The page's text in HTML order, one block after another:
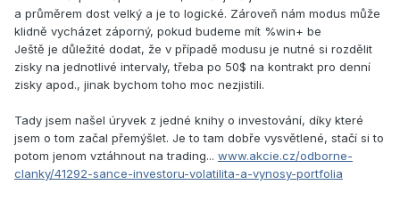
a průměrem dost velký a je to logické. Zároveň nám modus může
klidně vycházet záporný, pokud budeme mít %win+ be
Ještě je důležité dodat, že v případě modusu je nutné si rozdělit
zisky na jednotlivé intervaly, třeba po 50$ na kontrakt pro denní
zisky apod., jinak bychom toho moc nezjistili.
Tady jsem našel úryvek z jedné knihy o investování, díky které
jsem o tom začal přemýšlet. Je to tam dobře vysvětlené, stačí si to
potom jenom vztáhnout na trading... www.akcie.cz/odborne-
clanky/41292-sance-investoru-volatilita-a-vynosy-portfolia